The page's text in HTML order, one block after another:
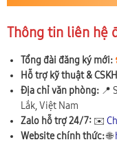
Thông tin liên hệ
Tổng đài đăng ký mới:
Hỗ trợ kỹ thuật &
Địa chỉ văn phòng: 📍
Lắk,Việt Nam
Zalo hỗ trợ 24/7: ✉️
Website chính thức:🌐